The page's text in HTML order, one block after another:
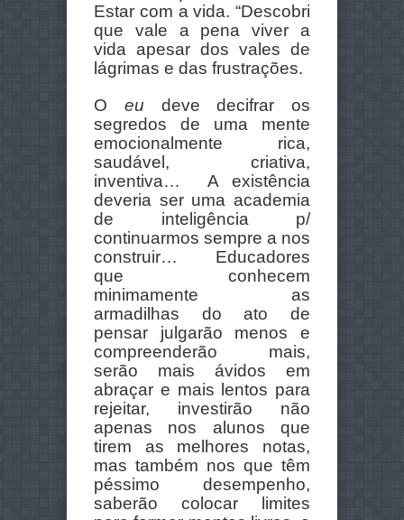
Estar com a vida. “Descobri
que vale a pena viver a
vida apesar dos vales de
lágrimas e das frustrações.
O eu deve decifrar os
segredos de uma mente
emocionalmente rica,
saudável, criativa,
inventiva… A existência
deveria ser uma academia
de inteligência p/
continuarmos sempre a nos
construir… Educadores
que conhecem
minimamente as
armadilhas do ato de
pensar julgarão menos e
compreenderão mais,
serão mais ávidos em
abraçar e mais lentos para
rejeitar, investirão não
apenas nos alunos que
tirem as melhores notas,
mas também nos que têm
péssimo desempenho,
saberão colocar limites